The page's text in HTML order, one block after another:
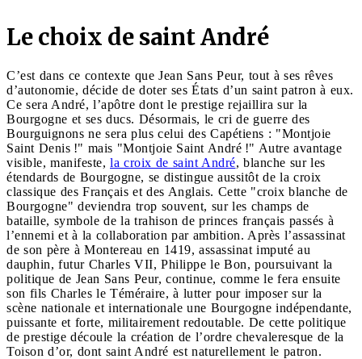
Le choix de saint André
C’est dans ce contexte que Jean Sans Peur, tout à ses rêves
d’autonomie, décide de doter ses États d’un saint patron à eux.
Ce sera André, l’apôtre dont le prestige rejaillira sur la
Bourgogne et ses ducs. Désormais, le cri de guerre des
Bourguignons ne sera plus celui des Capétiens : "Montjoie
Saint Denis !" mais "Montjoie Saint André !" Autre avantage
visible, manifeste, la croix de saint André, blanche sur les
étendards de Bourgogne, se distingue aussitôt de la croix
classique des Français et des Anglais. Cette "croix blanche de
Bourgogne" deviendra trop souvent, sur les champs de
bataille, symbole de la trahison de princes français passés à
l’ennemi et à la collaboration par ambition. Après l’assassinat
de son père à Montereau en 1419, assassinat imputé au
dauphin, futur Charles VII, Philippe le Bon, poursuivant la
politique de Jean Sans Peur, continue, comme le fera ensuite
son fils Charles le Téméraire, à lutter pour imposer sur la
scène nationale et internationale une Bourgogne indépendante,
puissante et forte, militairement redoutable. De cette politique
de prestige découle la création de l’ordre chevaleresque de la
Toison d’or, dont saint André est naturellement le patron.